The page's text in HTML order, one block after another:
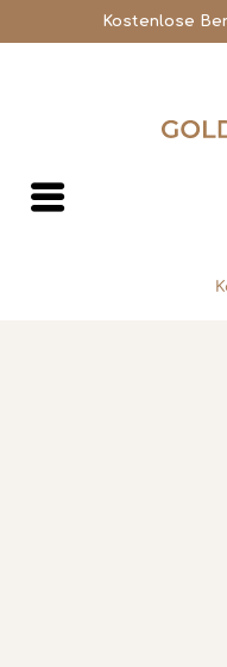
Kostenlose